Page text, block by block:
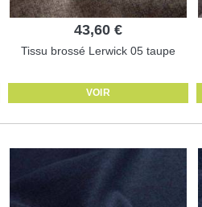
43,60 €
Tissu brossé Lerwick 05 taupe
VOIR